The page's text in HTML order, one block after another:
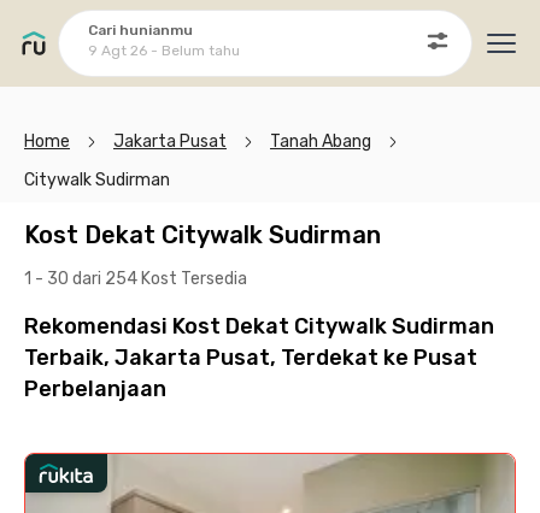
Cari hunianmu
9 Agt 26 - Belum tahu
Home Jakarta Pusat
Tanah Abang
Citywalk Sudirman
Kost Dekat Citywalk Sudirman
1 - 30 dari 254 Kost Tersedia
Rekomendasi Kost Dekat Citywalk Sudirman
Terbaik, Jakarta Pusat, Terdekat ke Pusat
Perbelanjaan